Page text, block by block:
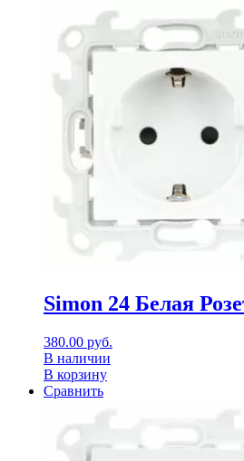
Simon 24 Белая
380.00 руб.
В наличии
В корзину
Сравнить